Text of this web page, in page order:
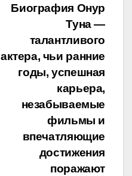
Биография Онур
Туна —
талантливого
актера, чьи ранние
годы, успешная
карьера,
незабываемые
фильмы и
впечатляющие
достижения
поражают